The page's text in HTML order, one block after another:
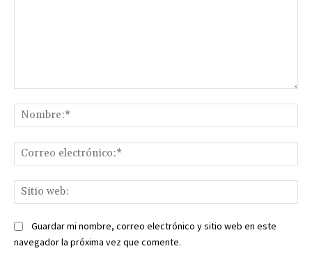
Guardar mi nombre, correo electrónico y sitio web en este
navegador la próxima vez que comente.